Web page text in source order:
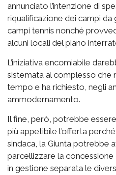
annunciato l’intenzione di
riqualificazione dei campi
campi tennis nonché
alcuni locali del piano
L’iniziativa encomiabile
sistemata al complesso che
tempo e ha richiesto, negli
ammodernamento.
Il fine, però, potrebbe
più appetibile l’offerta
sindaca, la Giunta potrebbe
parcellizzare la
in gestione separata le